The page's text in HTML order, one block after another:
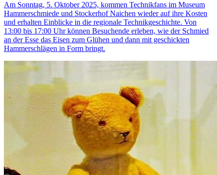
Am Sonntag, 5. Oktober 2025, kommen Technikfans im Museum
Hammerschmiede und Stockerhof Naichen wieder auf ihre Kosten
und erhalten Einblicke in die regionale Technikgeschichte. Von
13:00 bis 17:00 Uhr können Besuchende erleben, wie der Schmied
an der Esse das Eisen zum Glühen und dann mit geschickten
Hammerschlägen in Form bringt.